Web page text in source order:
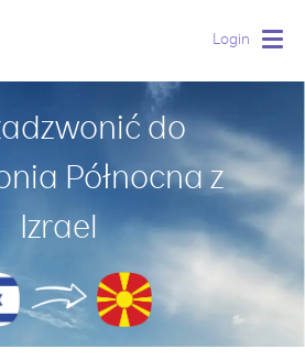
Login
do
Północna z
Izrael